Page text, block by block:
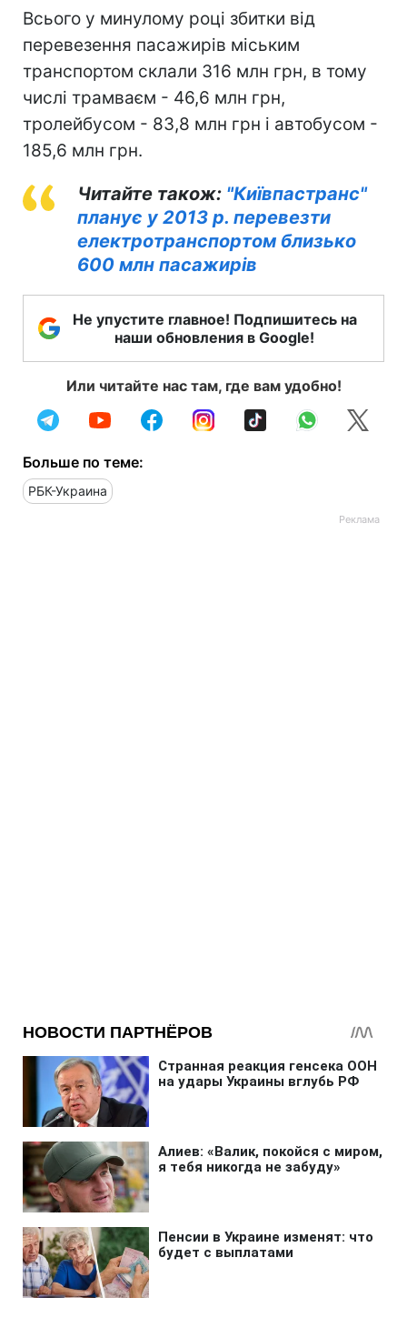
Всього у минулому році збитки від
перевезення пасажирів міським
транспортом склали 316 млн грн, в тому
числі трамваєм - 46,6 млн грн,
тролейбусом - 83,8 млн грн і автобусом -
185,6 млн грн.
Читайте також: "Київпастранс"
планує у 2013 р. перевезти
електротранспортом близько
600 млн пасажирів
Не упустите главное! Подпишитесь на
наши обновления в Google!
Или читайте нас там, где вам удобно!
Больше по теме:
РБК-Украина